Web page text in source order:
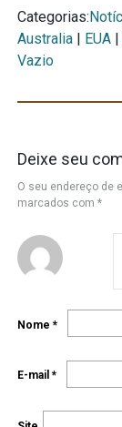
Categorias:
Australia
EUA
Vazio
Deixe seu
O seu endereço de
marcados com *
Nome *
E-mail *